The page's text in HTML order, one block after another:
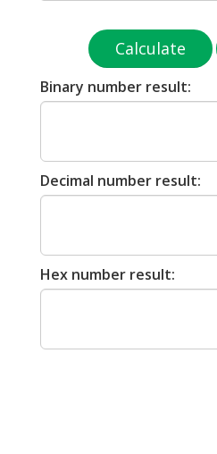
Calculate
Binary number result:
Decimal number result:
Hex number result: